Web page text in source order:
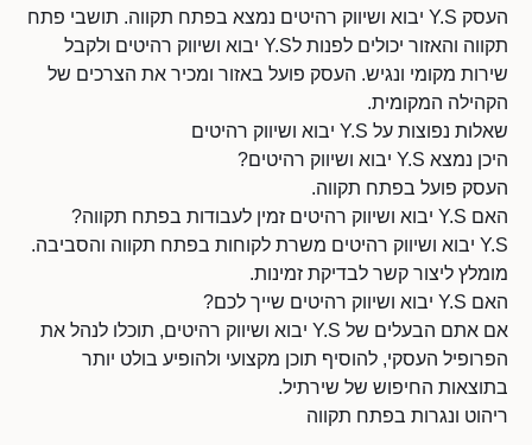
העסק Y.S יבוא ושיווק רהיטים נמצא בפתח תקווה. תושבי פתח
תקווה והאזור יכולים לפנות לY.S יבוא ושיווק רהיטים ולקבל
שירות מקומי ונגיש. העסק פועל באזור ומכיר את הצרכים של
הקהילה המקומית.
שאלות נפוצות על Y.S יבוא ושיווק רהיטים
היכן נמצא Y.S יבוא ושיווק רהיטים?
העסק פועל בפתח תקווה.
האם Y.S יבוא ושיווק רהיטים זמין לעבודות בפתח תקווה?
Y.S יבוא ושיווק רהיטים משרת לקוחות בפתח תקווה והסביבה.
מומלץ ליצור קשר לבדיקת זמינות.
האם Y.S יבוא ושיווק רהיטים שייך לכם?
אם אתם הבעלים של Y.S יבוא ושיווק רהיטים, תוכלו לנהל את
הפרופיל העסקי, להוסיף תוכן מקצועי ולהופיע בולט יותר
בתוצאות החיפוש של שירתיל.
ריהוט ונגרות בפתח תקווה